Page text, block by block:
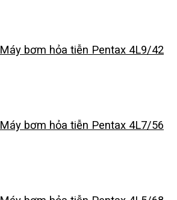
Máy bơm hỏa tiễn Pentax 4L9/42
Máy bơm hỏa tiễn Pentax 4L7/56